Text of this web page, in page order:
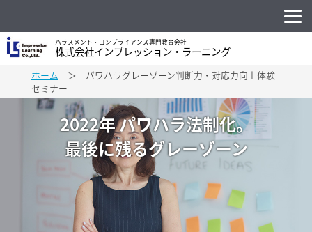
ハラスメント・コンプライアンス専門教育会社
株式会社インプレッション・ラーニング
ホーム ＞ パワハラグレーゾーン判断力・対応力向上体験
セミナー
2022年 パワハラ法制化。
最後に残るグレーゾーン